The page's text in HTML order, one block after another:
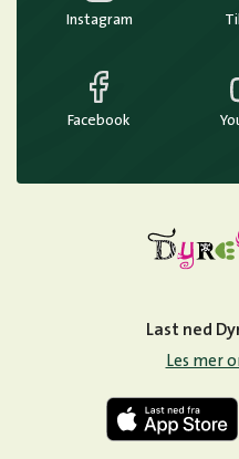
Instagram
Facebook
Last ned
Les mer